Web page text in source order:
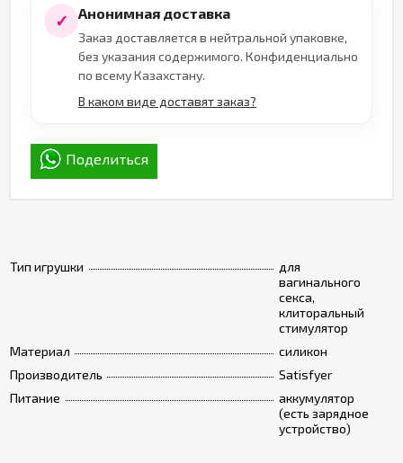
Тип игрушки
для
вагинального
секса,
клиторальный
стимулятор
Материал
силикон
Производитель
Satisfyer
Питание
аккумулятор
(есть зарядное
устройство)
✓ Анонимная доставка
Заказ доставляется в нейтральной упаковке,
без указания содержимого. Конфиденциально
по всему Казахстану.
В каком виде доставят заказ?
Поделиться